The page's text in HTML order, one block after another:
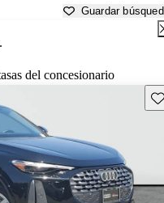
Guardar
del concesionario